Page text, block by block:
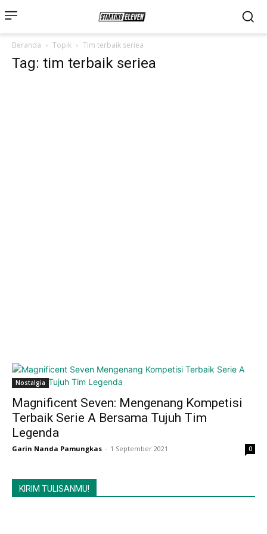
Beranda Topik Tim terbaik seriea
Tag: tim terbaik seriea
Nostalgia
Magnificent Seven: Mengenang Kompetisi
Terbaik Serie A Bersama Tujuh Tim
Legenda
Garin Nanda Pamungkas - 1 September 2021 0
KIRIM TULISANMU!